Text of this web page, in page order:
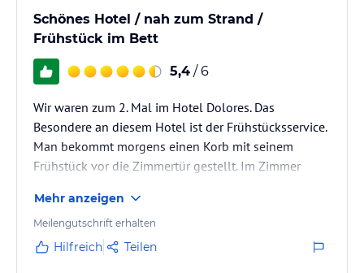
Schönes Hotel / nah zum Strand /
Frühstück im Bett
5,4 / 6
Wir waren zum 2. Mal im Hotel Dolores. Das
Besondere an diesem Hotel ist der Frühstücksservice.
Man bekommt morgens einen Korb mit seinem
Frühstück vor die Zimmertür gestellt. Im Zimmer
kleiner Kühlschrank - entspanntes Aufstehen ohne
Stress.
Die Auswahl ist ok - Brötchen / Käse / Wurst /
Mehr anzeigen
Meilengutschrift erhalten
Hilfreich Teilen